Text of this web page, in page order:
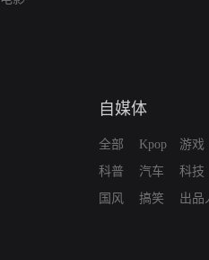
自媒体
全部
科普
国风
Kpop
汽车
搞笑
游戏
科技
出品